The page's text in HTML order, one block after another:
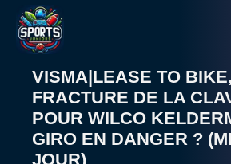
Aller
contenu
VISMA|LEASE TO BIKE,
FRACTURE DE LA
POUR WILCO
GIRO EN DANGER ?
JOUR)